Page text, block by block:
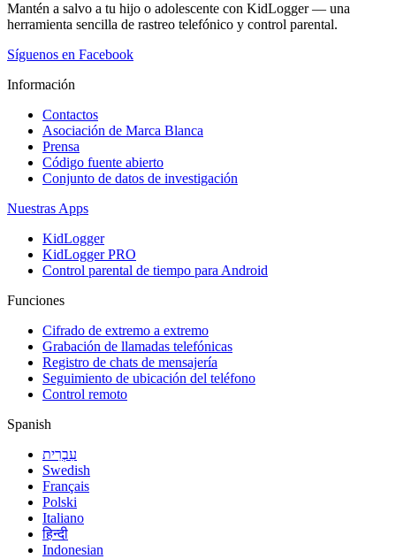
Mantén a salvo a tu hijo o adolescente con KidLogger — una
herramienta sencilla de rastreo telefónico y control parental.
Síguenos en Facebook
Información
Contactos
Asociación de Marca Blanca
Prensa
Código fuente abierto
Conjunto de datos de investigación
Nuestras Apps
KidLogger
KidLogger PRO
Control parental de tiempo para Android
Funciones
Cifrado de extremo a extremo
Grabación de llamadas telefónicas
Registro de chats de mensajería
Seguimiento de ubicación del teléfono
Control remoto
Spanish
עִבְרִית
Swedish
Français
Polski
Italiano
हिन्दी
Indonesian